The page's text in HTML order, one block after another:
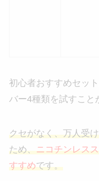
初心者おすすめセッ
バー4種類を試すこと
クセがなく、万人受
ため、ニコチンレス
すすめです。